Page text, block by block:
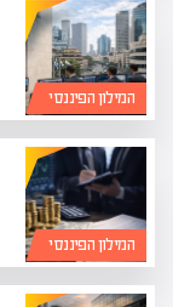
המילון הפיננסי
המילון הפיננסי